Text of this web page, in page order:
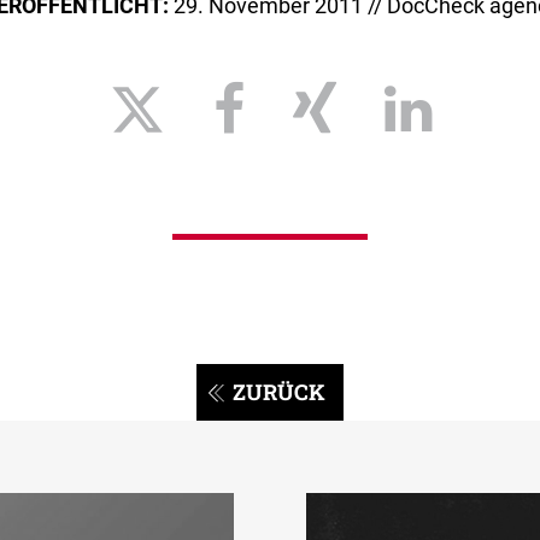
29. November 2011 // DocCheck
ZURÜCK